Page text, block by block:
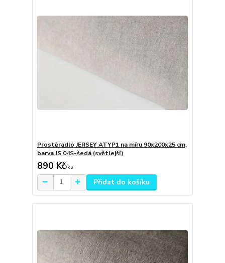
Prostěradlo JERSEY ATYP1 na míru 90x200x25 cm,
barva JS 04S-šedá (světlejší)
890 Kč/ks
Přidat do košíku